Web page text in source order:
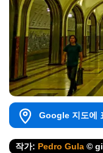
Google 지도에
작가: Pedro Gula ©